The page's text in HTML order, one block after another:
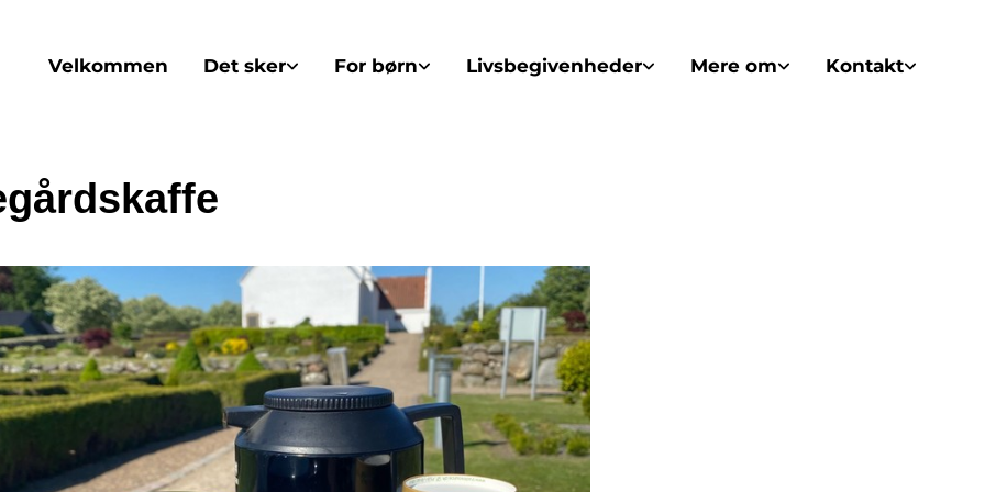
Velkommen Det sker For børn Livsbegivenheder Mere om Kontakt